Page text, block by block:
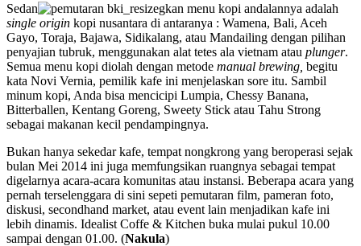
Sedan
gkan menu kopi andalannya adalah
single origin kopi nusantara di antaranya : Wamena, Bali, Aceh
Gayo, Toraja, Bajawa, Sidikalang, atau Mandailing dengan pilihan
penyajian tubruk, menggunakan alat tetes ala vietnam atau plunger.
Semua menu kopi diolah dengan metode manual brewing, begitu
kata Novi Vernia, pemilik kafe ini menjelaskan sore itu. Sambil
minum kopi, Anda bisa mencicipi Lumpia, Chessy Banana,
Bitterballen, Kentang Goreng, Sweety Stick atau Tahu Strong
sebagai makanan kecil pendampingnya.
Bukan hanya sekedar kafe, tempat nongkrong yang beroperasi sejak
bulan Mei 2014 ini juga memfungsikan ruangnya sebagai tempat
digelarnya acara-acara komunitas atau instansi. Beberapa acara yang
pernah terselenggara di sini sepeti pemutaran film, pameran foto,
diskusi, secondhand market, atau event lain menjadikan kafe ini
lebih dinamis. Idealist Coffe & Kitchen buka mulai pukul 10.00
sampai dengan 01.00. (Nakula)